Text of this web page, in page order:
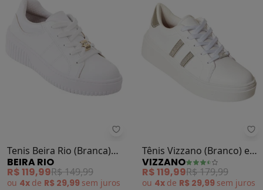
Beira Rio - Tenis Beira Rio
Tenis Beira Rio (Branca)
em Sintético
BEIRA RIO
R$ 119,99R$ 149,99
ou 4x de R$ 29,99 sem juros
Tênis Vizzano (Branco) em
Sintético
VIZZANO
R$ 119,99R$ 179,99
ou 4x de R$ 29,99 sem juros